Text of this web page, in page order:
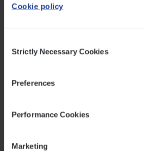
Cookie policy
Selection
Strictly Necessary Cookies
Preferences
Performance Cookies
Marketing
Gere­la­teer­de
Lees meer over Videopodcast -